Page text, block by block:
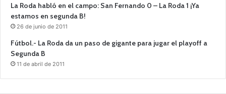
La Roda habló en el campo: San Fernando 0 – La Roda 1 ¡Ya
estamos en segunda B!
26 de junio de 2011
Fútbol.- La Roda da un paso de gigante para jugar el playoff a
Segunda B
11 de abril de 2011